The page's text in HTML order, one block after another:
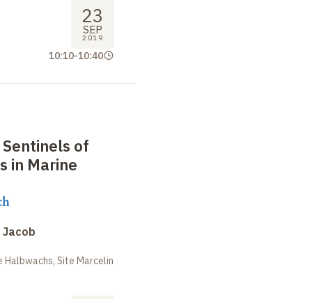
23
SEP
2019
10:10-10:40
Sentinels of
in Marine
Site Marcelin